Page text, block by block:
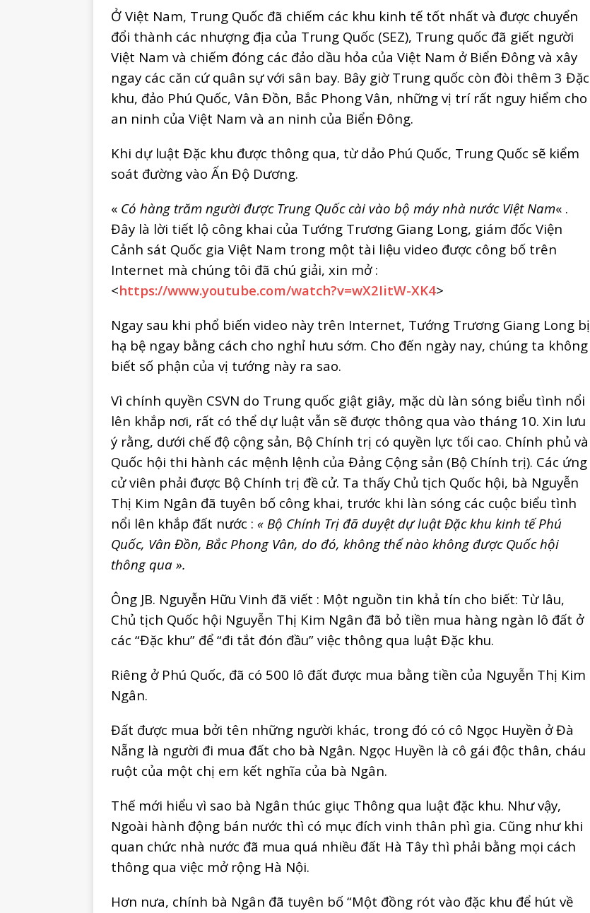
Ở Việt Nam, Trung Quốc đã chiếm các khu kinh tế tốt nhất và được chuyển
đổi thành các nhượng địa của Trung Quốc (SEZ), Trung quốc đã giết người
Việt Nam và chiếm đóng các đảo dầu hỏa của Việt Nam ở Biển Đông và xây
ngay các căn cứ quân sự với sân bay. Bây giờ Trung quốc còn đòi thêm 3 Đặc
khu, đảo Phú Quốc, Vân Đồn, Bắc Phong Vân, những vị trí rất nguy hiểm cho
an ninh của Việt Nam và an ninh của Biển Đông.
Khi dự luật Đặc khu được thông qua, từ dảo Phú Quốc, Trung Quốc sẽ kiểm
soát đường vào Ấn Độ Dương.
« Có hàng trăm người được Trung Quốc cài vào bộ máy nhà nước Việt Nam« .
Đây là lời tiết lộ công khai của Tướng Trương Giang Long, giám đốc Viện
Cảnh sát Quốc gia Việt Nam trong một tài liệu video được công bố trên
Internet mà chúng tôi đã chú giải, xin mở :
<https://www.youtube.com/watch?v=wX2IitW-XK4>
Ngay sau khi phổ biến video này trên Internet, Tướng Trương Giang Long bị
hạ bệ ngay bằng cách cho nghỉ hưu sớm. Cho đến ngày nay, chúng ta không
biết số phận của vị tướng này ra sao.
Vì chính quyền CSVN do Trung quốc giật giây, mặc dù làn sóng biểu tình nổi
lên khắp nơi, rất có thể dự luật vẫn sẽ được thông qua vào tháng 10. Xin lưu
ý rằng, dưới chế độ cộng sản, Bộ Chính trị có quyền lực tối cao. Chính phủ và
Quốc hội thi hành các mệnh lệnh của Đảng Cộng sản (Bộ Chính trị). Các ứng
cử viên phải được Bộ Chính trị đề cử. Ta thấy Chủ tịch Quốc hội, bà Nguyễn
Thị Kim Ngân đã tuyên bố công khai, trước khi làn sóng các cuộc biểu tình
nổi lên khắp đất nước : « Bộ Chính Trị đã duyệt dự luật Đặc khu kinh tế Phú
Quốc, Vân Đồn, Bắc Phong Vân, do đó, không thể nào không được Quốc hội
thông qua ».
Ông JB. Nguyễn Hữu Vinh đã viết : Một nguồn tin khả tín cho biết: Từ lâu,
Chủ tịch Quốc hội Nguyễn Thị Kim Ngân đã bỏ tiền mua hàng ngàn lô đất ở
các “Đặc khu” để “đi tắt đón đầu” việc thông qua luật Đặc khu.
Riêng ở Phú Quốc, đã có 500 lô đất được mua bằng tiền của Nguyễn Thị Kim
Ngân.
Đất được mua bởi tên những người khác, trong đó có cô Ngọc Huyền ở Đà
Nẵng là người đi mua đất cho bà Ngân. Ngọc Huyền là cô gái độc thân, cháu
ruột của một chị em kết nghĩa của bà Ngân.
Thế mới hiểu vì sao bà Ngân thúc giục Thông qua luật đặc khu. Như vậy,
Ngoài hành động bán nước thì có mục đích vinh thân phì gia. Cũng như khi
quan chức nhà nước đã mua quá nhiều đất Hà Tây thì phải bằng mọi cách
thông qua việc mở rộng Hà Nội.
Hơn nưa, chính bà Ngân đã tuyên bố “Một đồng rót vào đặc khu để hút về